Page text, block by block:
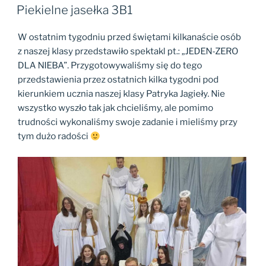
W
Piekielne jasełka 3B1
W ostatnim tygodniu przed świętami kilkanaście osób
z naszej klasy przedstawiło spektakl pt.: „JEDEN-ZERO
DLA NIEBA”. Przygotowywaliśmy się do tego
przedstawienia przez ostatnich kilka tygodni pod
kierunkiem ucznia naszej klasy Patryka Jagieły. Nie
wszystko wyszło tak jak chcieliśmy, ale pomimo
trudności wykonaliśmy swoje zadanie i mieliśmy przy
tym dużo radości